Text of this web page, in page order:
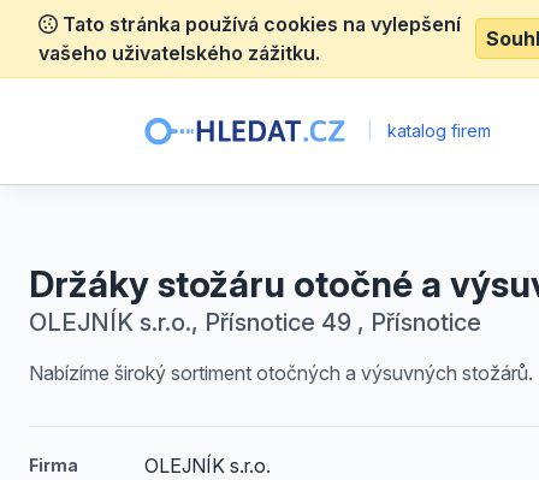
Tato stránka používá cookies na vylepšení
vašeho uživatelského zážitku.
katalog firem
Držáky stožáru otočné a
OLEJNÍK s.r.o., Přísnotice 49 , Přísnotice
Nabízíme široký sortiment otočných a výsuvných stožárů.
Firma OLEJNÍK s.r.o.